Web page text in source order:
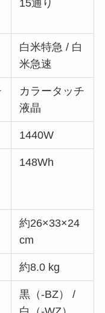
15通り
白米特急 / 白
米急速
カラータッチ
液晶
1440W
148Wh
約26×33×24
cm
約8.0 kg
黒（-BZ） /